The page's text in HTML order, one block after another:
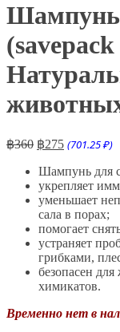
Шампунь
฿360 Первоначальная
составляла
฿360.
฿275Текущая
฿275.
(701.25 ₽)
Шампунь для
укрепляет
уменьшает
сала в порах;
помогает
устраняет
грибками,
безопасен
химикатов.
Временно нет в